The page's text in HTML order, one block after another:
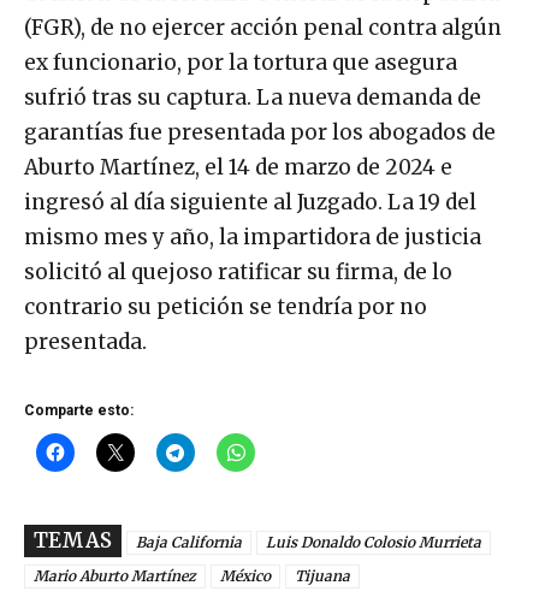
(FGR), de no ejercer acción penal contra algún
ex funcionario, por la tortura que asegura
sufrió tras su captura. La nueva demanda de
garantías fue presentada por los abogados de
Aburto Martínez, el 14 de marzo de 2024 e
ingresó al día siguiente al Juzgado. La 19 del
mismo mes y año, la impartidora de justicia
solicitó al quejoso ratificar su firma, de lo
contrario su petición se tendría por no
presentada.
TEMAS
Mario Aburto Martínez
México